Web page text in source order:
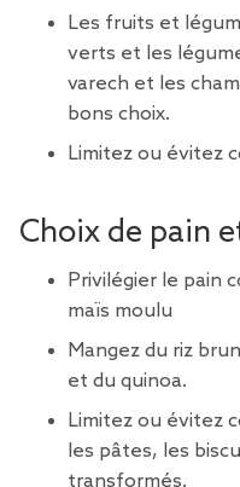
Les fruits et
verts et les
varech et les
bons choix.
Limitez ou évitez
Choix de pain
Privilégier le pain
maïs moulu
Mangez du riz
et du quinoa.
Limitez ou évitez
les pâtes, les
transformés.